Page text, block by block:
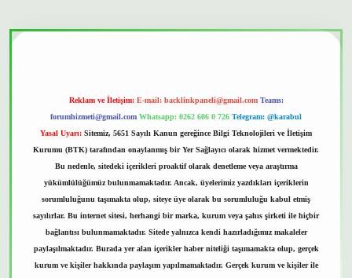
Reklam ve İletişim: E-mail: backlinkpaneli@gmail.com Teams:
forumhizmeti@gmail.com Whatsapp: 0262 606 0 726 Telegram: @karabul
Yasal Uyarı: Sitemiz, 5651 Sayılı Kanun gereğince Bilgi Teknolojileri ve İletişim
Kurumu (BTK) tarafından onaylanmış bir Yer Sağlayıcı olarak hizmet vermektedir.
Bu nedenle, sitedeki içerikleri proaktif olarak denetleme veya araştırma
yükümlülüğümüz bulunmamaktadır. Ancak, üyelerimiz yazdıkları içeriklerin
sorumluluğunu taşımakta olup, siteye üye olarak bu sorumluluğu kabul etmiş
sayılırlar. Bu internet sitesi, herhangi bir marka, kurum veya şahıs şirketi ile hiçbir
bağlantısı bulunmamaktadır. Sitede yalnızca kendi hazırladığımız makaleler
paylaşılmaktadır. Burada yer alan içerikler haber niteliği taşımamakta olup, gerçek
kurum ve kişiler hakkında paylaşım yapılmamaktadır. Gerçek kurum ve kişiler ile